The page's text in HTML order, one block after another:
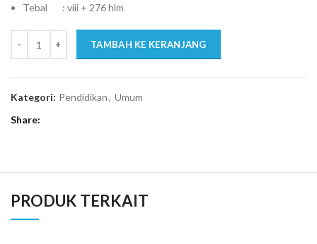
Tebal : viii + 276 hlm
TAMBAH KE KERANJANG
Kategori: Pendidikan, Umum
Share
PRODUK TERKAIT